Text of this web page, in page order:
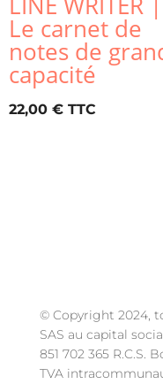
Le carnet de
notes de
capacité
22,00 €
© Copyright 2024,
SAS au capital
851 702 365 R.C.S.
TVA